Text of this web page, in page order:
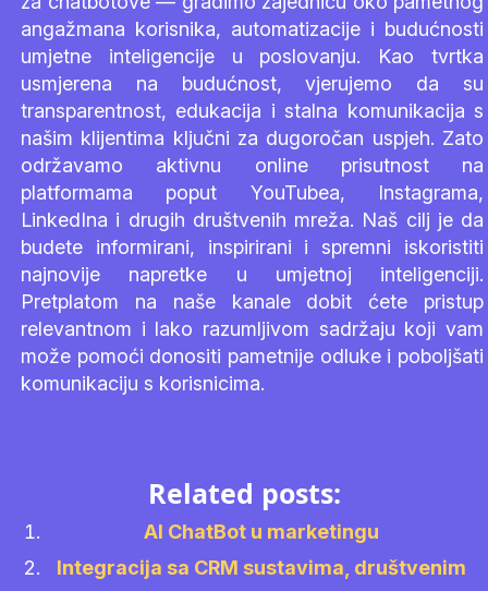
angažmana korisnika, automatizacije i budućnosti
umjetne inteligencije u poslovanju. Kao tvrtka
usmjerena na budućnost, vjerujemo da su
transparentnost, edukacija i stalna komunikacija s
našim klijentima ključni za dugoročan uspjeh. Zato
održavamo aktivnu online prisutnost na
platformama poput YouTubea, Instagrama,
LinkedIna i drugih društvenih mreža. Naš cilj je da
budete informirani, inspirirani i spremni iskoristiti
najnovije napretke u umjetnoj inteligenciji.
Pretplatom na naše kanale dobit ćete pristup
relevantnom i lako razumljivom sadržaju koji vam
može pomoći donositi pametnije odluke i poboljšati
komunikaciju s korisnicima.
Related posts:
AI ChatBot u marketingu
Integracija sa CRM sustavima, društvenim